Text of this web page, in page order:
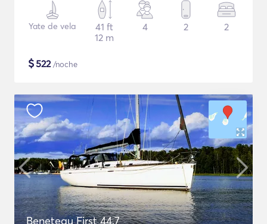
Yate de vela
41 ft
12 m
4 2 2
$522/noche
Beneteau First 44.7